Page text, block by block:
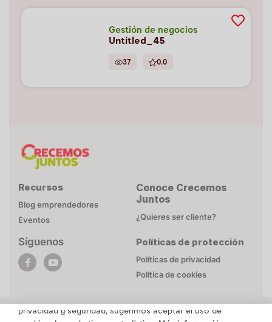
Gestión de negocios
Untitled_45
37 0.0
Recursos
Blog emprendedores
Eventos
Síguenos
Conoce Crecemos
Juntos
¿Quieres ser cliente?
Políticas de protección
Políticas de privacidad
Política de cookies
POLÍTICA DE COOKIES
Esta página web utiliza cookies necesarias para su
privacidad y seguridad, sugerimos aceptar el uso de